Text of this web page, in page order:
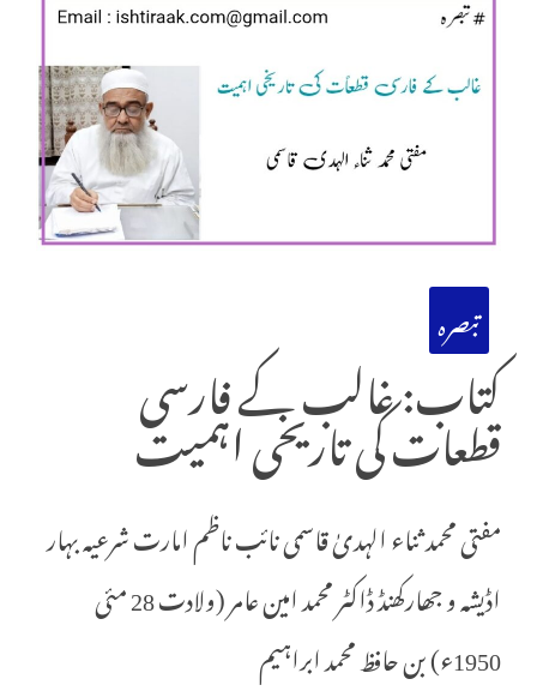
تبصرہ
کتاب: غالب کے فارسی
قطعات کی تاریخی اہمیت
مفتی محمد ثناء الہدیٰ قاسمی نائب ناظم امارت شرعیہ بہار
اڈیشہ و جھارکھنڈ ڈاکٹر محمد امین عامر (ولادت 28 مئی
1950ء) بن حافظ محمد ابراہیم